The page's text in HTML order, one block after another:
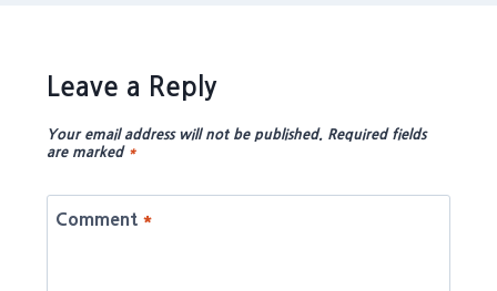
Leave a Reply
Your email address will not be published. Required fields
are marked *
Comment *